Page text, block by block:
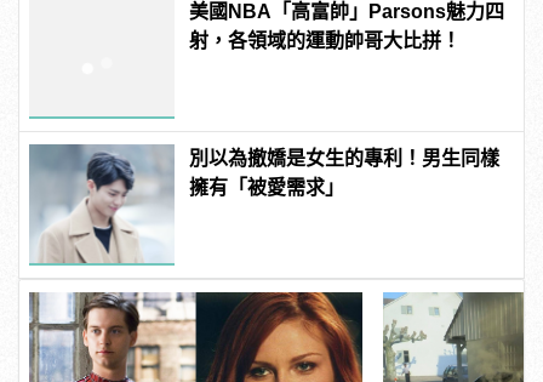
美國NBA「高富帥」Parsons魅力四
射，各領域的運動帥哥大比拼！
別以為撤嬌是女生的專利！男生同樣
擁有「被愛需求」